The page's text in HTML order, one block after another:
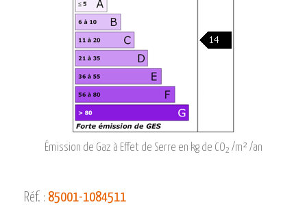
Émission de Gaz à Effet de Serre en kg de CO2 /m² /an
Réf. : 85001-1084511